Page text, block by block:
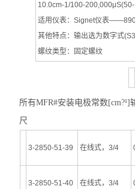
10.0cm-1/100-
适用仪表：Signet仪表
其他特点：输出选为数字式
螺纹类型：固定螺纹
所有MFR#安装电极常数[cm?¹]
尺
3-2850-51-39 在线式，3/4
3-2850-51-40 在线式，3/4